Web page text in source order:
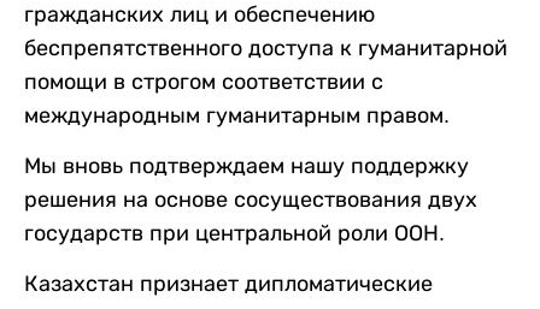
гражданских лиц и обеспечению
беспрепятственного доступа к гуманитарной
помощи в строгом соответствии с
международным гуманитарным правом.
Мы вновь подтверждаем нашу поддержку
решения на основе сосуществования двух
государств при центральной роли ООН.
Казахстан признает дипломатические